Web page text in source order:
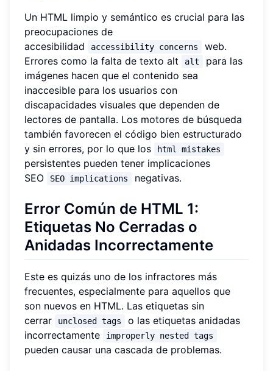
Un HTML limpio y semántico es crucial para las
preocupaciones de
accesibilidad
accessibility concerns
web.
Errores como la falta de texto alt
alt
para las
imágenes hacen que el contenido sea
inaccesible para los usuarios con
discapacidades visuales que dependen de
lectores de pantalla. Los motores de búsqueda
también favorecen el código bien estructurado
y sin errores, por lo que los
html mistakes
persistentes pueden tener implicaciones
SEO
SEO implications negativas.
Error Común de HTML 1:
Etiquetas No Cerradas o
Anidadas Incorrectamente
Este es quizás uno de los infractores más
frecuentes, especialmente para aquellos que
son nuevos en HTML. Las etiquetas sin
cerrar
unclosed tags
o las etiquetas anidadas
incorrectamente
improperly nested tags
pueden causar una cascada de problemas.